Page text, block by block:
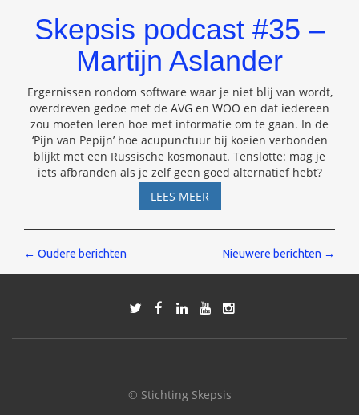
Skepsis podcast #35 –
Martijn Aslander
Ergernissen rondom software waar je niet blij van wordt,
overdreven gedoe met de AVG en WOO en dat iedereen
zou moeten leren hoe met informatie om te gaan. In de
‘Pijn van Pepijn’ hoe acupunctuur bij koeien verbonden
blijkt met een Russische kosmonaut. Tenslotte: mag je
iets afbranden als je zelf geen goed alternatief hebt?
LEES MEERSKEPSIS
PODCAST
#35
MARTIJN
ASLANDER
Berichten
← Oudere berichten Nieuwere berichten →
© Stichting Skepsis